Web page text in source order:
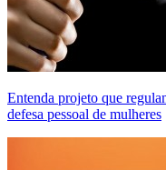
Entenda projeto que
defesa pessoal de mulheres